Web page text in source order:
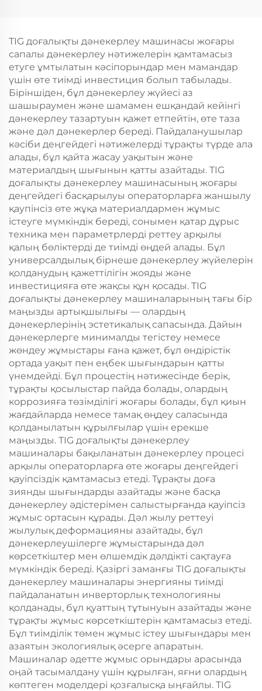
TIG доғалықты дәнекерлеу машинасы жоғары
сапалы дәнекерлеу нәтижелерін қамтамасыз
етуге ұмтылатын кәсіпорындар мен мамандар
үшін өте тиімді инвестиция болып табылады.
Біріншіден, бұл дәнекерлеу жүйесі аз
шашыраумен және шамамен ешқандай кейінгі
дәнекерлеу тазартуын қажет етпейтін, өте таза
және дәл дәнекерлер береді. Пайдаланушылар
кәсіби деңгейдегі нәтижелерді тұрақты түрде ала
алады, бұл қайта жасау уақытын және
материалдың шығынын қатты азайтады. TIG
доғалықты дәнекерлеу машинасының жоғары
деңгейдегі басқарылуы операторларға жаншылу
қаупінсіз өте жұқа материалдармен жұмыс
істеуге мүмкіндік береді, сонымен қатар дұрыс
техника мен параметрлерді реттеу арқылы
қалың бөліктерді де тиімді өңдей алады. Бұл
универсалдылық бірнеше дәнекерлеу жүйелерін
қолданудың қажеттілігін жояды және
инвестицияға өте жақсы құн қосады. TIG
доғалықты дәнекерлеу машиналарының тағы бір
маңызды артықшылығы — олардың
дәнекерлерінің эстетикалық сапасында. Дайын
дәнекерлерге минималды тегістеу немесе
жөндеу жұмыстары ғана қажет, бұл өндірістік
ортада уақыт пен еңбек шығындарын қатты
үнемдейді. Бұл процестің нәтижесінде берік,
тұрақты қосылыстар пайда болады, олардың
коррозияға төзімділігі жоғары болады, бұл қиын
жағдайларда немесе тамақ өңдеу саласында
қолданылатын құрылғылар үшін ерекше
маңызды. TIG доғалықты дәнекерлеу
машиналары бақыланатын дәнекерлеу процесі
арқылы операторларға өте жоғары деңгейдегі
қауіпсіздік қамтамасыз етеді. Тұрақты доға
зиянды шығындарды азайтады және басқа
дәнекерлеу әдістерімен салыстырғанда қауіпсіз
жұмыс ортасын құрады. Дәл жылу реттеуі
жылулық деформацияны азайтады, бұл
дәнекерлеушілерге жұмыстарында дәл
көрсеткіштер мен өлшемдік дәлдікті сақтауға
мүмкіндік береді. Қазіргі заманғы TIG доғалықты
дәнекерлеу машиналары энергияны тиімді
пайдаланатын инверторлық технологияны
қолданады, бұл қуаттың тұтынуын азайтады және
тұрақты жұмыс көрсеткіштерін қамтамасыз етеді.
Бұл тиімділік төмен жұмыс істеу шығындары мен
азаятын экологиялық әсерге апаратын.
Машиналар әдетте жұмыс орындары арасында
оңай тасымалдану үшін құрылған, яғни олардың
көптеген моделдері қозғалысқа ыңғайлы. TIG